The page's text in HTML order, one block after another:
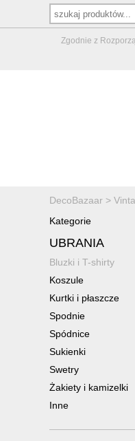
Zgodnie z
DecoBazaar >
Kategorie
UBRANIA
Bluzki i T-shirty
Koszule
Kurtki i płaszcze
Spodnie
Spódnice
Sukienki
Swetry
Żakiety i kamizelki
Inne